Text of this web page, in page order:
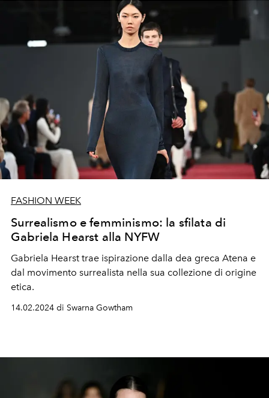
FASHION WEEK
Surrealismo e femminismo: la sfilata di
Gabriela Hearst alla NYFW
Gabriela Hearst trae ispirazione dalla dea greca Atena e
dal movimento surrealista nella sua collezione di origine
etica.
14.02.2024 di Swarna Gowtham